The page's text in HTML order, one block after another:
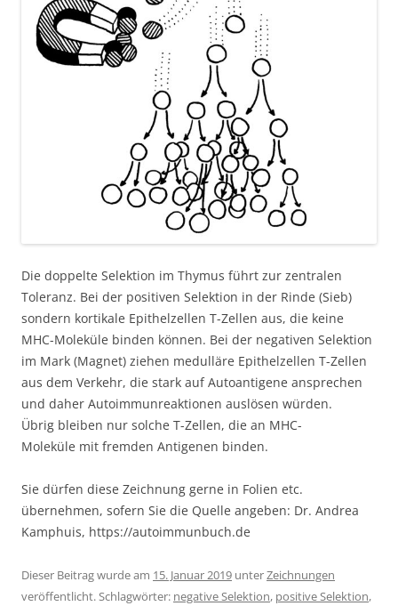
Die doppelte Selektion im Thymus führt zur zentralen
Toleranz. Bei der positiven Selektion in der Rinde (Sieb)
sondern kortikale Epithelzellen T-Zellen aus, die keine
MHC-Moleküle binden können. Bei der negativen Selektion
im Mark (Magnet) ziehen medulläre Epithelzellen T-Zellen
aus dem Verkehr, die stark auf Autoantigene ansprechen
und daher Autoimmunreaktionen auslösen würden.
Übrig bleiben nur solche T-Zellen, die an MHC-
Moleküle mit fremden Antigenen binden.
Sie dürfen diese Zeichnung gerne in Folien etc.
übernehmen, sofern Sie die Quelle angeben: Dr. Andrea
Kamphuis, https://autoimmunbuch.de
Dieser Beitrag wurde am 15. Januar 2019 unterZeichnungen
veröffentlicht. Schlagwörter: negative Selektion, positive Selektion,